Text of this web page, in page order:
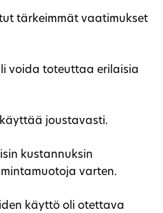
tärkeimmät vaatimukset
voida toteuttaa erilaisia
joustavasti.
kustannuksin
varten.
käyttö oli otettava